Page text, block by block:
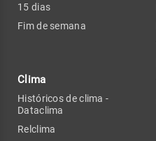
15 dias
Fim de semana
Clima
Históricos de clima -
Dataclima
Relclima